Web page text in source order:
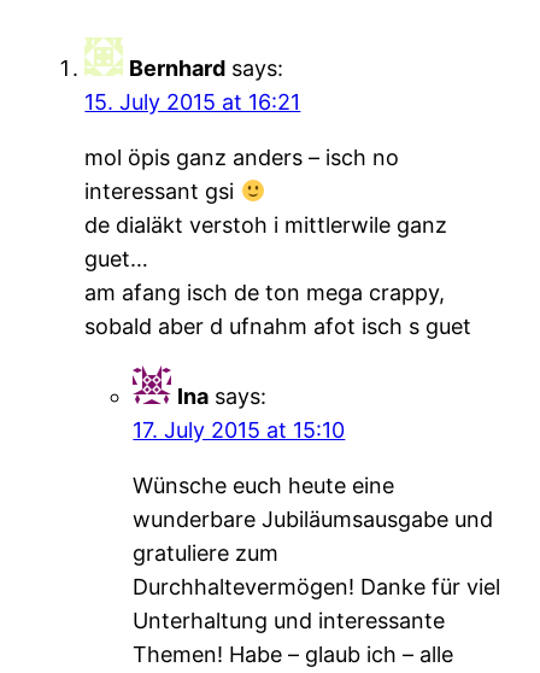
Bernhard says:
15. July 2015 at 16:21
mol öpis ganz anders – isch no
interessant gsi
de dialäkt verstoh i mittlerwile ganz
guet…
am afang isch de ton mega crappy,
sobald aber d ufnahm afot isch s guet
Ina says:
17. July 2015 at 15:10
Wünsche euch heute eine
wunderbare Jubiläumsausgabe und
gratuliere zum
Durchhaltevermögen! Danke für viel
Unterhaltung und interessante
Themen! Habe – glaub ich – alle